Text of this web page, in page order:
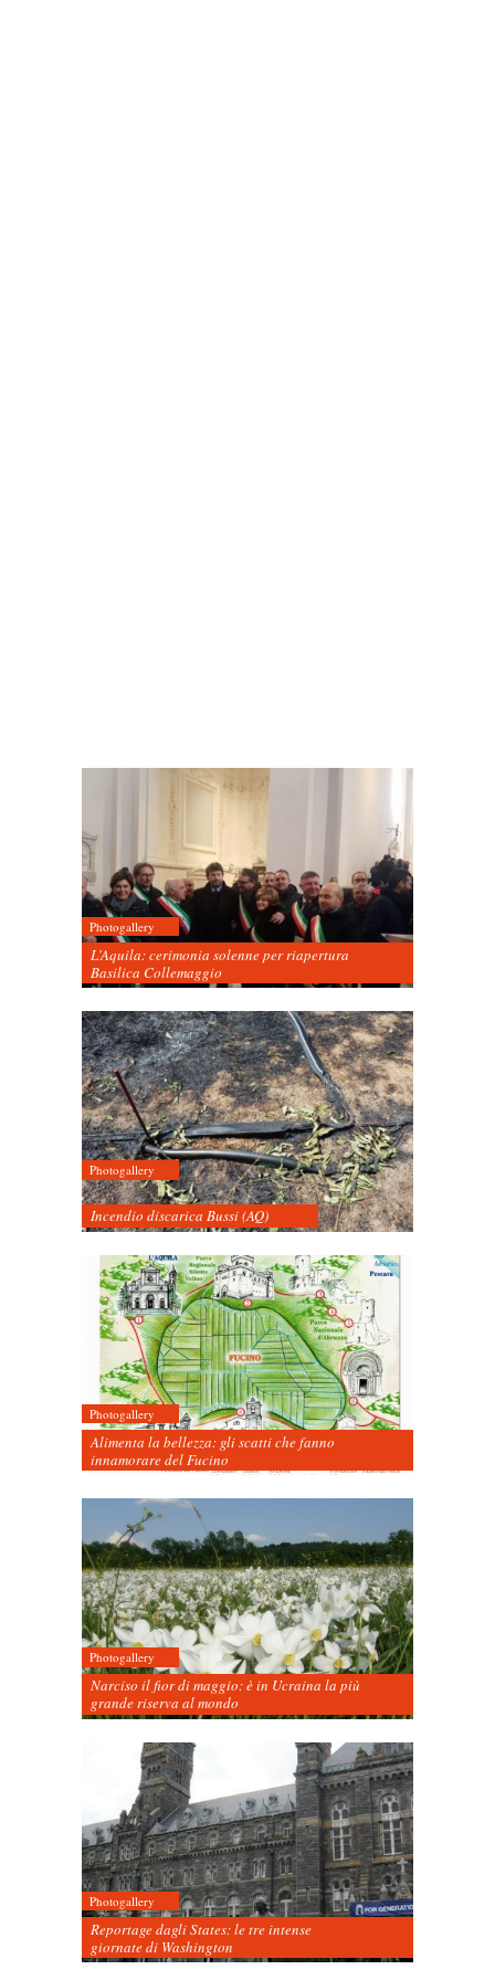
Photogallery
L’Aquila: cerimonia solenne per riapertura
Basilica Collemaggio
Photogallery
Incendio discarica Bussi (AQ)
Photogallery
Alimenta la bellezza: gli scatti che fanno
innamorare del Fucino
Photogallery
Narciso il fior di maggio: è in Ucraina la più
grande riserva al mondo
Photogallery
Reportage dagli States: le tre intense
giornate di Washington